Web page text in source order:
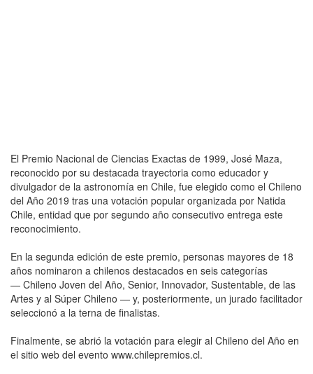
El Premio Nacional de Ciencias Exactas de 1999, José Maza,
reconocido por su destacada trayectoria como educador y
divulgador de la astronomía en Chile, fue elegido como el Chileno
del Año 2019 tras una votación popular organizada por Natida
Chile, entidad que por segundo año consecutivo entrega este
reconocimiento.
En la segunda edición de este premio, personas mayores de 18
años nominaron a chilenos destacados en seis categorías
— Chileno Joven del Año, Senior, Innovador, Sustentable, de las
Artes y al Súper Chileno — y, posteriormente, un jurado facilitador
seleccionó a la terna de finalistas.
Finalmente, se abrió la votación para elegir al Chileno del Año en
el sitio web del evento www.chilepremios.cl.